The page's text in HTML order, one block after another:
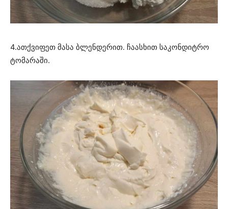
4.ათქვიფეთ მასა ბლენდერით. ჩაასხით საკონდიტრო
ტომარაში.